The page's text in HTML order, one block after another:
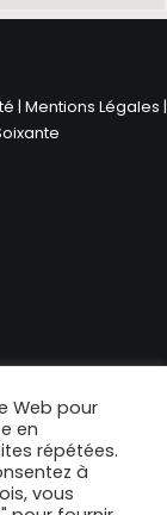
| Mentions Légales |
Web pour
en
répétées.
à
vous